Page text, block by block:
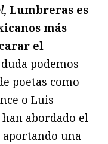
, Lumbreras es
más
el
podemos
poetas como
o Luis
abordado el
una